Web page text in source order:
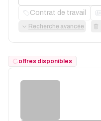
Contrat de travail
Recherche avancée
offres disponibles